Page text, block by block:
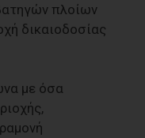
πλοίων
δικαιοδοσίας
με όσα